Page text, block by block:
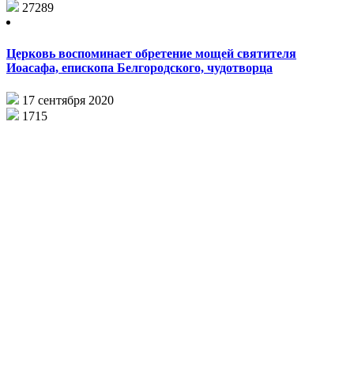
27289
Церковь воспоминает обретение мощей святителя
Иоасафа, епископа Белгородского, чудотворца
17 сентября 2020
1715